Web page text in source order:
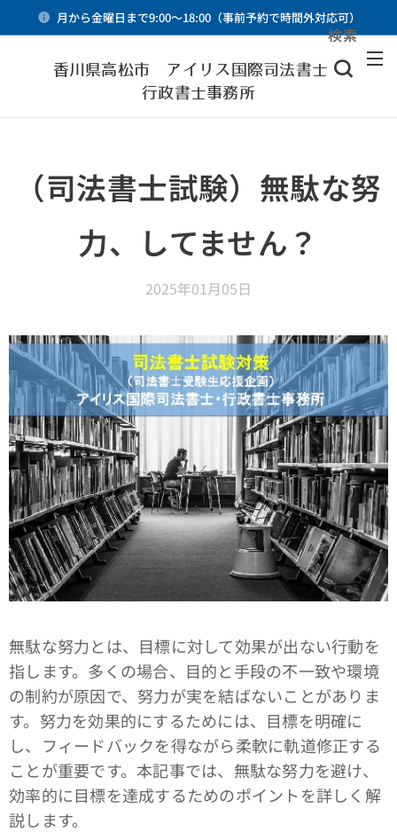
月から金曜日まで9:00～18:00（事前予約で時間外対応可）
香川県高松市 アイリス国際司法書士・
行政書士事務所
検索
（司法書士試験）無駄な努
力、してません？
2025年01月05日
無駄な努力とは、目標に対して効果が出ない行動を
指します。多くの場合、目的と手段の不一致や環境
の制約が原因で、努力が実を結ばないことがありま
す。努力を効果的にするためには、目標を明確に
し、フィードバックを得ながら柔軟に軌道修正する
ことが重要です。本記事では、無駄な努力を避け、
効率的に目標を達成するためのポイントを詳しく解
説します。